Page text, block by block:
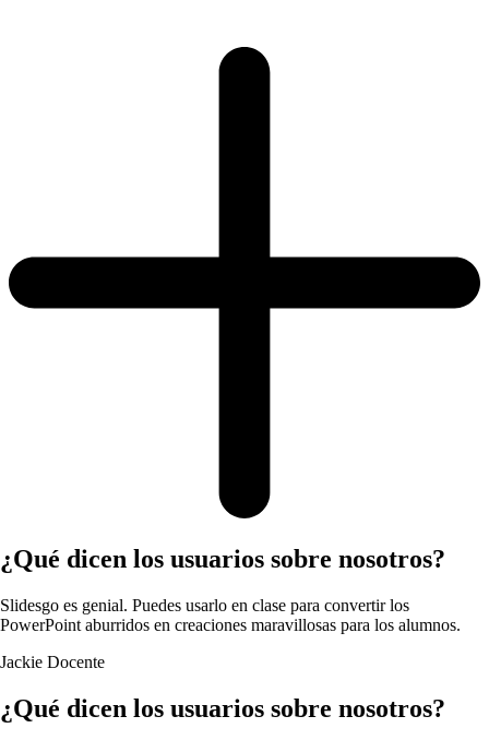
¿Qué dicen los usuarios sobre nosotros?
Slidesgo es genial. Puedes usarlo en clase para convertir los
PowerPoint aburridos en creaciones maravillosas para los alumnos.
Jackie Docente
¿Qué dicen los usuarios sobre nosotros?